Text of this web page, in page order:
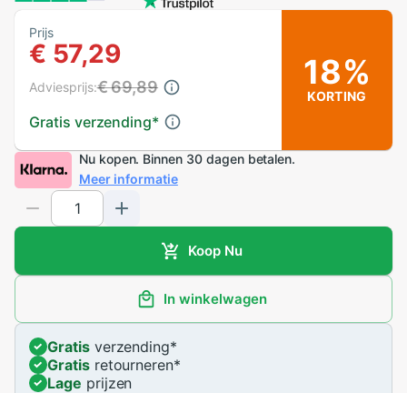
Prijs
€ 57,29
Gratis verzending*
Adviesprijs:€ 69,89 18%
KORTING
Nu kopen. Binnen 30 dagen betalen.
Meer informatie
Koop Nu
In winkelwagen
Gratisverzending*
Gratisretourneren*
Lage prijzen